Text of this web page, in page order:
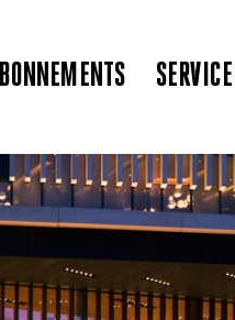
SERVICE